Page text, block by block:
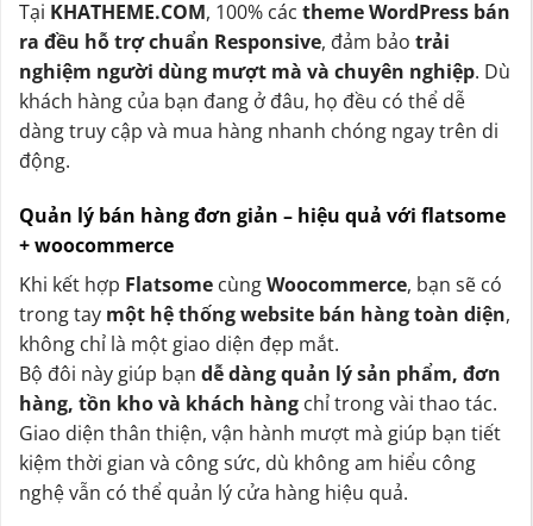
Tại KHATHEME.COM, 100% các theme WordPress bán
ra đều hỗ trợ chuẩn Responsive, đảm bảo trải
nghiệm người dùng mượt mà và chuyên nghiệp. Dù
khách hàng của bạn đang ở đâu, họ đều có thể dễ
dàng truy cập và mua hàng nhanh chóng ngay trên di
động.
Quản lý bán hàng đơn giản – hiệu quả với flatsome
+ woocommerce
Khi kết hợp Flatsome cùngWoocommerce, bạn sẽ có
trong tay một hệ thống website bán hàng toàn diện,
không chỉ là một giao diện đẹp mắt.
Bộ đôi này giúp bạn dễ dàng quản lý sản phẩm, đơn
hàng, tồn kho và khách hàng chỉ trong vài thao tác.
Giao diện thân thiện, vận hành mượt mà giúp bạn tiết
kiệm thời gian và công sức, dù không am hiểu công
nghệ vẫn có thể quản lý cửa hàng hiệu quả.